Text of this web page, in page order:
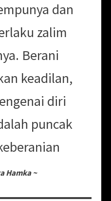
dan
zalim
Berani
keadilan,
diri
puncak
Hamka ~